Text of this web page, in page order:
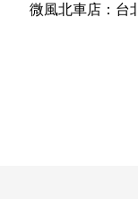
微風北車店：台